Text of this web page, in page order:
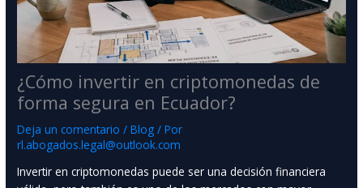
¿Cómo invertir en criptomonedas de
forma segura en Ecuador?
Deja un comentario /Blog / Por
rl.abogados.legal@outlook.com
Invertir en criptomonedas puede ser una decisión financiera